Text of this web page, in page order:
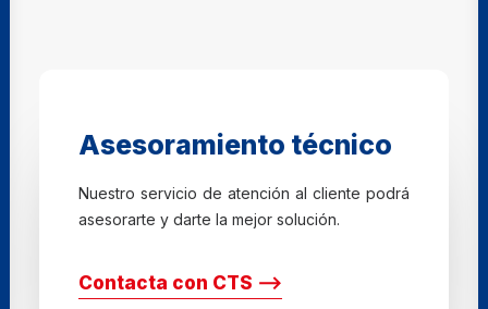
Asesoramiento técnico
Nuestro servicio de atención al cliente podrá
asesorarte y darte la mejor solución.
Contacta con CTS ⟶